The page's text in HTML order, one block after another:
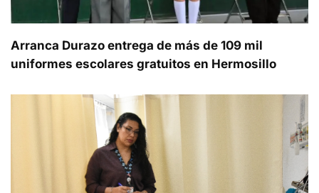
Arranca Durazo entrega de más de 109 mil
uniformes escolares gratuitos en Hermosillo